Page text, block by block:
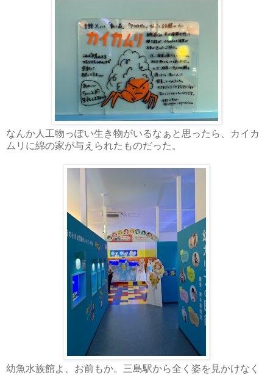
なんか人工物っぽい生き物がいるなぁと思ったら、カイカ
ムリに綿の家が与えられたものだった。
幼魚水族館よ、お前もか。三島駅から全く姿を見かけなく